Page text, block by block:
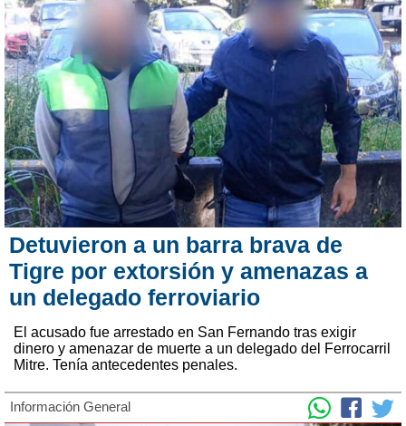
Detuvieron a un barra brava de
Tigre por extorsión y amenazas a
un delegado ferroviario
El acusado fue arrestado en San Fernando tras exigir
dinero y amenazar de muerte a un delegado del Ferrocarril
Mitre. Tenía antecedentes penales.
Información General